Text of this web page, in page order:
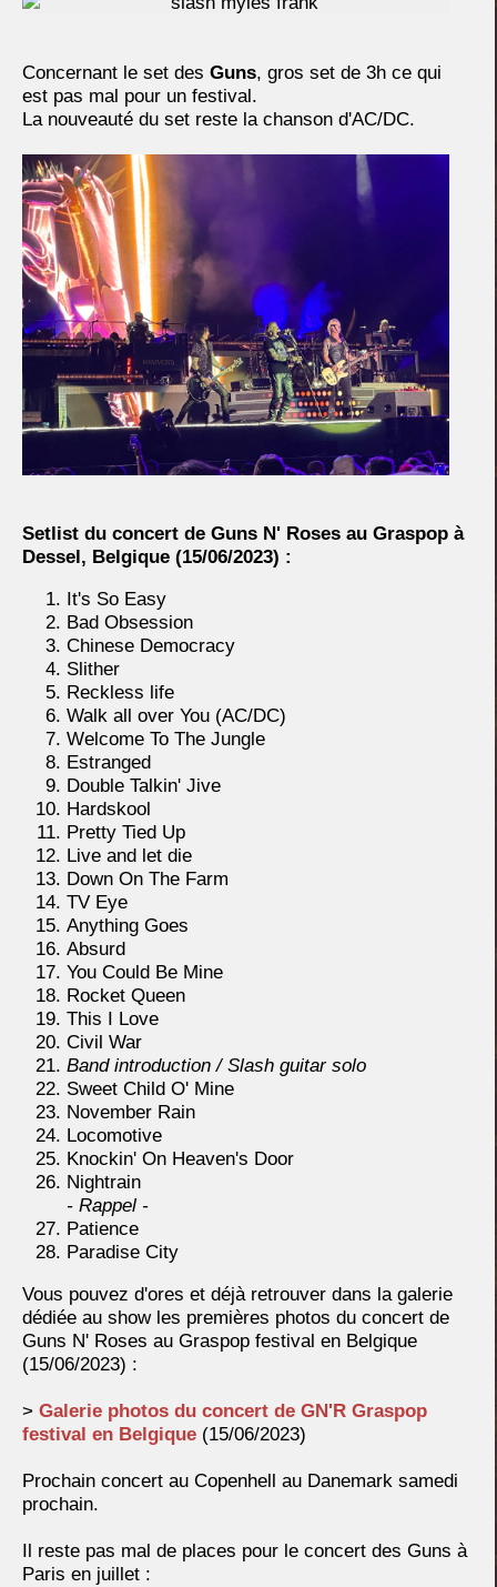
Concernant le set des Guns, gros set de 3h ce qui
est pas mal pour un festival.
La nouveauté du set reste la chanson d'AC/DC.
Setlist du concert de Guns N' Roses au Graspop à
Dessel, Belgique (15/06/2023) :
It's So Easy
Bad Obsession
Chinese Democracy
Slither
Reckless life
Walk all over You (AC/DC)
Welcome To The Jungle
Estranged
Double Talkin' Jive
Hardskool
Pretty Tied Up
Live and let die
Down On The Farm
TV Eye
Anything Goes
Absurd
You Could Be Mine
Rocket Queen
This I Love
Civil War
Band introduction / Slash guitar solo
Sweet Child O' Mine
November Rain
Locomotive
Knockin' On Heaven's Door
Nightrain
- Rappel -
Patience
Paradise City
Vous pouvez d'ores et déjà retrouver dans la galerie
dédiée au show les premières photos du concert de
Guns N' Roses au Graspop festival en Belgique
(15/06/2023) :
> Galerie photos du concert de GN'R Graspop
festival en Belgique (15/06/2023)
Prochain concert au Copenhell au Danemark samedi
prochain.
Il reste pas mal de places pour le concert des Guns à
Paris en juillet :